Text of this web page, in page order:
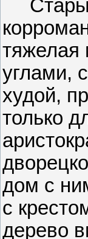
Старый
тяжелая
углами,
худой,
только
дом с
с
дерево